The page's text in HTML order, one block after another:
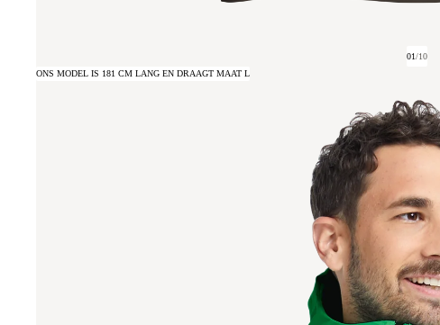
01/10
ONS MODEL IS 181 CM LANG EN DRAAGT MAAT L